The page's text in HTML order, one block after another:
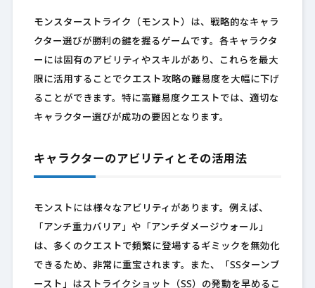
モンスターストライク（モンスト）は、戦略的なキャラ
クター選びが勝利の鍵を握るゲームです。各キャラクタ
ーには固有のアビリティやスキルがあり、これらを最大
限に活用することでクエスト攻略の難易度を大幅に下げ
ることができます。特に高難易度クエストでは、適切な
キャラクター選びが成功の要因となります。
キャラクターのアビリティとその活用法
モンストには様々なアビリティがあります。例えば、
「アンチ重力バリア」や「アンチダメージウォール」
は、多くのクエストで頻繁に登場するギミックを無効化
できるため、非常に重宝されます。また、「SSターンブ
ースト」はストライクショット（SS）の発動を早めるこ